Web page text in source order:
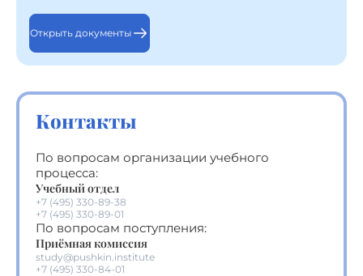
Открыть документы
Контакты
По вопросам организации учебного
процесса:
Учебный отдел
+7 (495) 330-89-38
+7 (495) 330-89-01
По вопросам поступления:
Приёмная комиссия
study@pushkin.institute
+7 (495) 330-84-01